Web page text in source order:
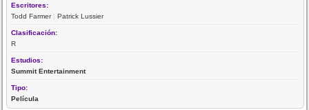
Escritores:
Todd Farmer|Patrick Lussier
Clasificación:
R
Estudios:
Summit Entertainment
Tipo:
Película